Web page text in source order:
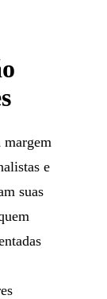
margem
e
suas